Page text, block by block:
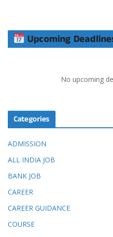
Upcoming
No upcoming
Categories
ADMISSION
ALL INDIA JOB
BANK JOB
CAREER
CAREER GUIDANCE
COURSE